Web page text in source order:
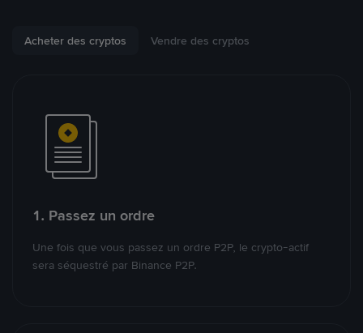
Acheter des cryptos Vendre des cryptos
1. Passez un ordre
Une fois que vous passez un ordre P2P, le crypto-actif
sera séquestré par Binance P2P.